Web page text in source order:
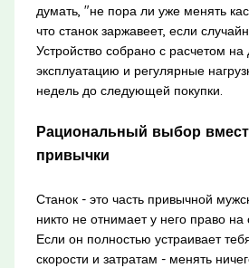
думать, "не пора ли уже менять
что станок заржавеет, если
Устройство собрано с расчетом на
эксплуатацию и регулярные
недель до следующей покупки.
Рациональный выбор
привычки
Станок - это часть привычной
никто не отнимает у него право на
Если он полностью устраивает
скорости и затратам - менять